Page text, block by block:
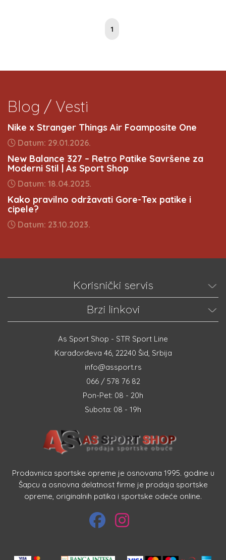
1
Blog / Vesti
Nike x Stranger Things Air Foamposite One
Datum: 29.01.2026.
New Balance 327 – Retro Patike Savršene za
Moderni Stil | As Sport Shop
Datum: 18.04.2025.
Kako pravilno održavati Gore-Tex patike i
cipele?
Datum: 23.10.2023.
Korisnički servis
Brzi linkovi
As Sport Shop - STR Sport Line
Karađorđeva 46, 22240 Šid, Srbija
info@assport.rs
066 / 578 76 82
Pon-Pet: 08 - 20h
Subota: 08 - 19h
Prodavnica sportske opreme je osnovana 1995. godine u
Šapcu a osnovna delatnost firme je prodaja sportske
opreme, originalnih patika i sportske odeće online.